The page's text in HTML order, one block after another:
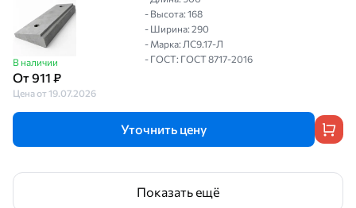
В наличии
От 911 ₽
Цена от 19.07.2026
- Высота: 168
- Ширина: 290
- Марка: ЛС9.17-Л
- ГОСТ: ГОСТ 8717-2016
Уточнить цену
Показать ещё